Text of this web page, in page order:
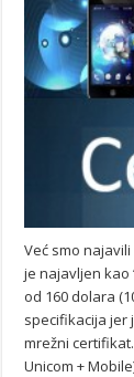
Već smo
je najavljen
od 160 dolara
specifikacija jer
mrežni
Unicom +